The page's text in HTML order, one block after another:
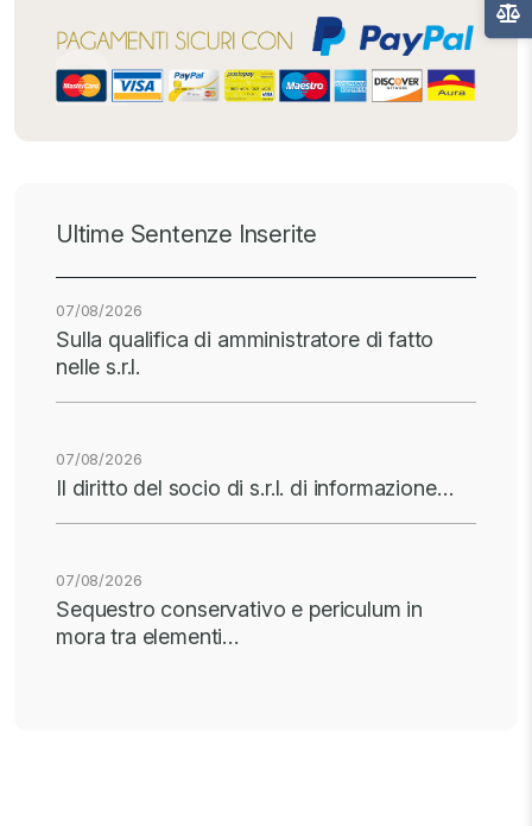
Ultime Sentenze Inserite
07/08/2026
Sulla qualifica di amministratore di fatto
nelle s.r.l.
07/08/2026
Il diritto del socio di s.r.l. di informazione…
07/08/2026
Sequestro conservativo e periculum in
mora tra elementi…